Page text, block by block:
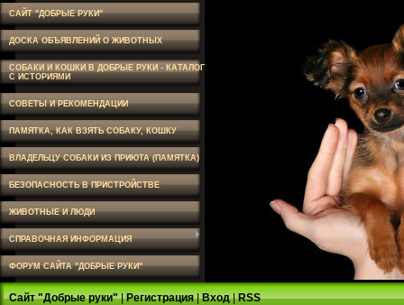
САЙТ "ДОБРЫЕ РУКИ"
ДОСКА ОБЪЯВЛЕНИЙ О ЖИВОТНЫХ
СОБАКИ И КОШКИ В ДОБРЫЕ РУКИ - КАТАЛОГ
С ИСТОРИЯМИ
СОВЕТЫ И РЕКОМЕНДАЦИИ
ПАМЯТКА, КАК ВЗЯТЬ СОБАКУ, КОШКУ
ВЛАДЕЛЬЦУ СОБАКИ ИЗ ПРИЮТА (ПАМЯТКА)
БЕЗОПАСНОСТЬ В ПРИСТРОЙСТВЕ
ЖИВОТНЫЕ И ЛЮДИ
СПРАВОЧНАЯ ИНФОРМАЦИЯ
ФОРУМ САЙТА "ДОБРЫЕ РУКИ"
Сайт "Добрые руки"|Регистрация|Вход|RSS